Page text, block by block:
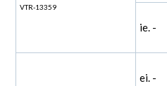
VTR-13359
ie. -
ei. -